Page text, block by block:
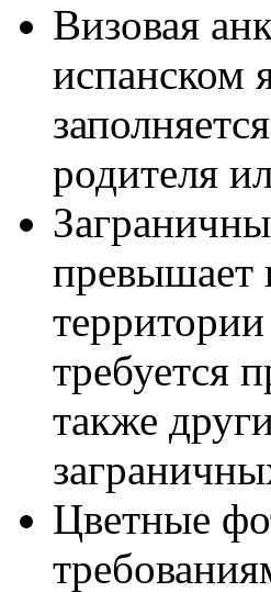
Визовая
испанском
родителя
превышает
требуется
также
Цветные